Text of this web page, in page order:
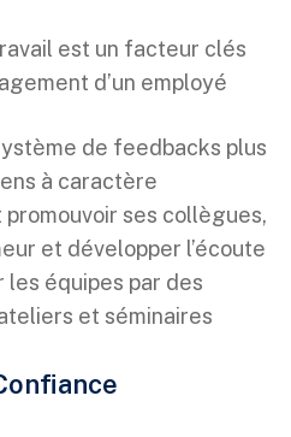
est un facteur clés
d’un employé
de feedbacks plus
à caractère
ses collègues,
et développer l’écoute
équipes par des
et séminaires